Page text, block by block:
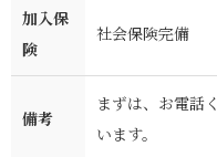
加入保
険
社会保険完備
備考
まずは、お電話
います。